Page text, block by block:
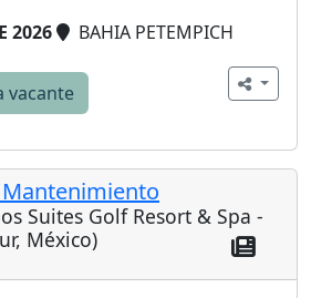
2026 BAHIA PETEMPICH
vacante
Suites Golf Resort & Spa -
México)